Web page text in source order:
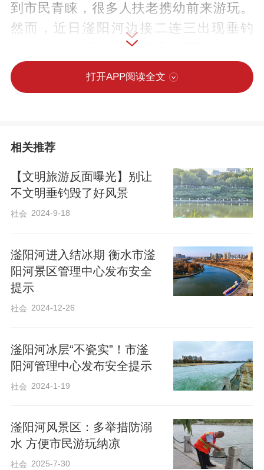
到市民青睐，很多人扶老携幼前来游玩。
然而，近日滏阳河边接二连三出现垂钓
者，让来此游玩的市民直呼太不应该。
近日，记者来到滏阳河风景区，不少人正
象相比显得格格不入。河道两侧，垂钓者
一根根鱼竿探入河水，河岸边放着水桶、
鱼食等工具，垂钓者有的坐在马扎上，有
的索性坐在石头上。岸边每隔几十米就有
他们却视而不见。
打开APP阅读全文
相关推荐
【文明旅游反面曝光】别让
不文明垂钓毁了好风景
社会 2024-9-18
滏阳河进入结冰期 衡水市滏
阳河景区管理中心发布安全
提示
社会 2024-12-26
滏阳河冰层“不瓷实”！市滏
阳河管理中心发布安全提示
社会 2024-1-19
滏阳河风景区：多举措防溺
水 方便市民游玩纳凉
社会 2025-7-30